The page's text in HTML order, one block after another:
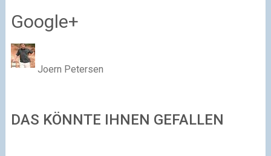
Google+
Joern Petersen
DAS KÖNNTE IHNEN GEFALLEN